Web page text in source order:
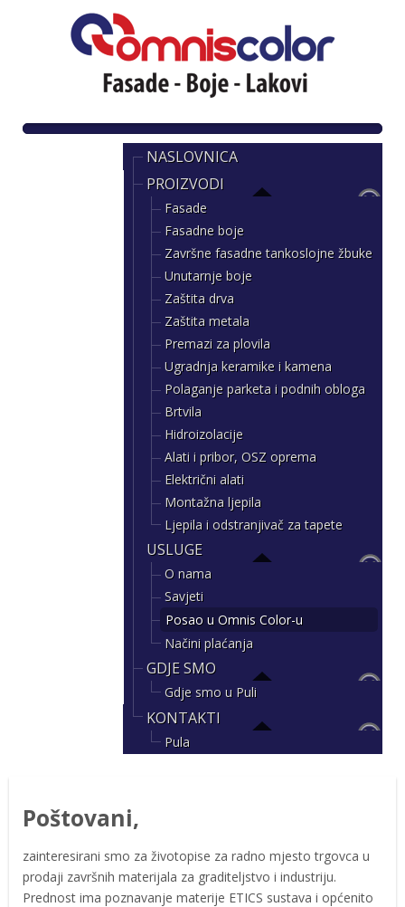
NASLOVNICA
PROIZVODI
Fasade
Fasadne boje
Završne fasadne tankoslojne žbuke
Unutarnje boje
Zaštita drva
Zaštita metala
Premazi za plovila
Ugradnja keramike i kamena
Polaganje parketa i podnih obloga
Brtvila
Hidroizolacije
Alati i pribor, OSZ oprema
Električni alati
Montažna ljepila
Ljepila i odstranjivač za tapete
USLUGE
O nama
Savjeti
Posao u Omnis Color-u
Načini plaćanja
GDJE SMO
Gdje smo u Puli
KONTAKTI
Pula
Poštovani,
zainteresirani smo za životopise za radno mjesto trgovca u
prodaji završnih materijala za graditeljstvo i industriju.
Prednost ima poznavanje materije ETICS sustava i općenito